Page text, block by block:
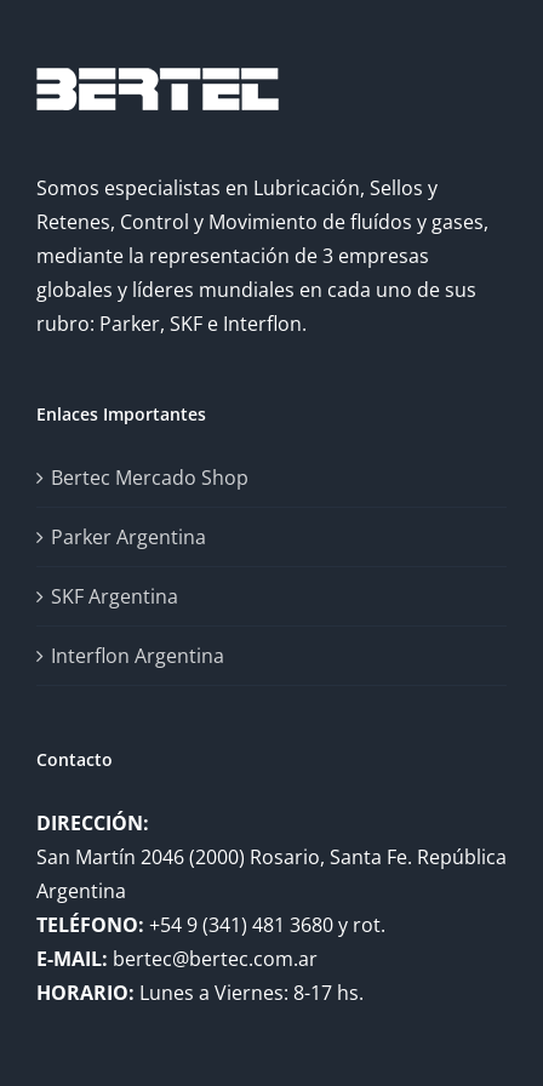
Somos especialistas en Lubricación, Sellos y
Retenes, Control y Movimiento de fluídos y gases,
mediante la representación de 3 empresas
globales y líderes mundiales en cada uno de sus
rubro: Parker, SKF e Interflon.
Enlaces Importantes
Bertec Mercado Shop
Parker Argentina
SKF Argentina
Interflon Argentina
Contacto
DIRECCIÓN:
San Martín 2046 (2000) Rosario, Santa Fe. República
Argentina
TELÉFONO: +54 9 (341) 481 3680 y rot.
E-MAIL: bertec@bertec.com.ar
HORARIO: Lunes a Viernes: 8-17 hs.